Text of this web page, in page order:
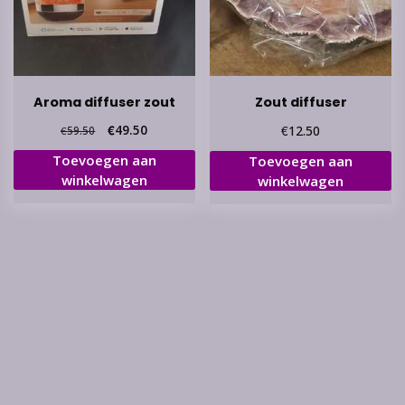
Aroma diffuser zout
€59.50
Oorspronkelijke
prijs
was:
€59.50.
€49.50Huidige
prijs
is:
Toevoegen aan
winkelwagen
Zout diffuser
€12.50
Toevoegen aan
winkelwagen